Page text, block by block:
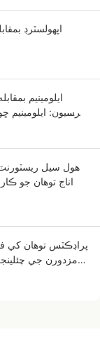
اپهولسٽرڊ
ايلومينيم
ڪرسيون:
هول سيل
اناج توهان جو
مزدورن جي